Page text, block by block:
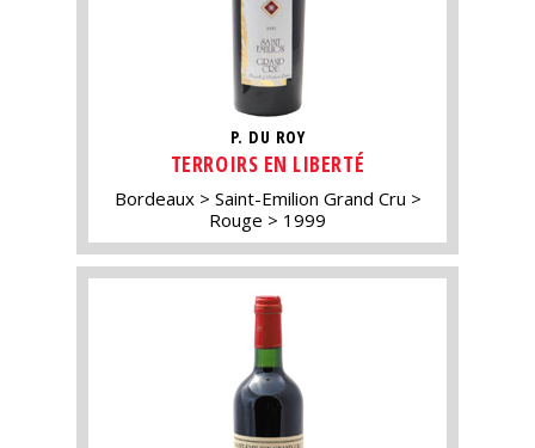
P. DU ROY
TERROIRS EN LIBERTÉ
Bordeaux
Saint-Emilion Grand Cru
Rouge
1999